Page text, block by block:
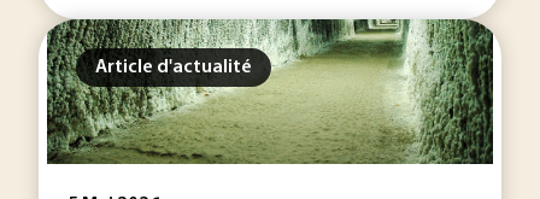
Article d'actualité